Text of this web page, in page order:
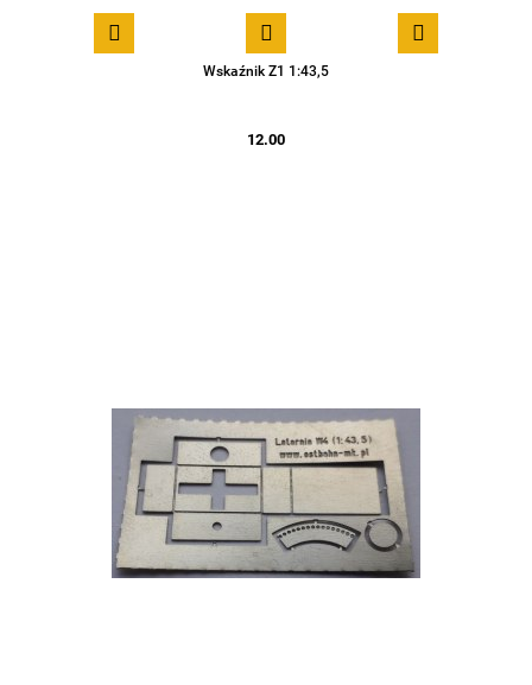
Wskaźnik Z1 1:43,5
12.00